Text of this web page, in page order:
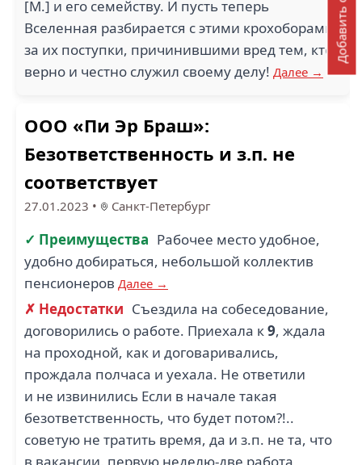
[М.] и его семейству. И пусть теперь
Вселенная разбирается с этими крохоборами
за их поступки, причинившими вред тем, кто
верно и честно служил своему делу! Далее →
ООО «Пи Эр Браш»:
Безответственность и з.п. не
соответствует
27.01.2023 • Санкт-Петербург
✓ Преимущества Рабочее место удобное,
удобно добираться, небольшой коллектив
пенсионеров Далее →
✗ Недостатки Съездила на собеседование,
договорились о работе. Приехала к9, ждала
на проходной, как и договаривались,
прождала полчаса и уехала. Не ответили
и не извинились Если в начале такая
безответственность, что будет потом?!..
советую не тратить время, да и з.п. не та, что